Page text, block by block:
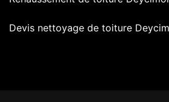
Devis nettoyage de toiture